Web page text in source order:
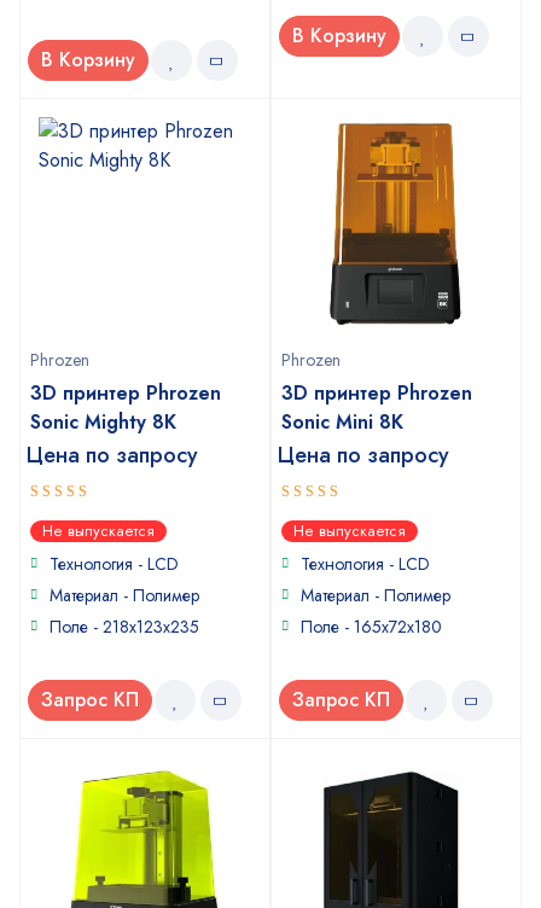
В Корзину
В Корзину
Phrozen
3D принтер Phrozen
Sonic Mighty 8K
Цена по запросу
5out of 5
Не выпускается
Технология - LCD
Материал - Полимер
Поле - 218х123х235
Запрос КП
Phrozen
3D принтер Phrozen
Sonic Mini 8K
Цена по запросу
5out of 5
Не выпускается
Технология - LCD
Материал - Полимер
Поле - 165х72х180
Запрос КП